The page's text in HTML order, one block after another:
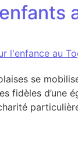
l'enfance au
se
fidèles d’une